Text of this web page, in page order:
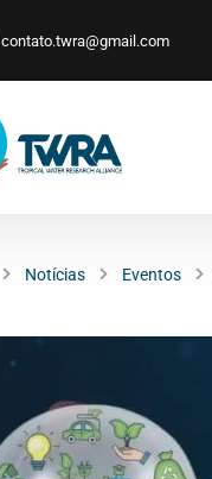
contato.twra@gmail.com
Notícias Eventos